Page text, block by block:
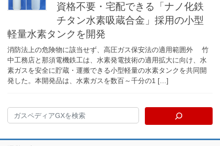
資格不要・宅配できる「ナノ化鉄
チタン水素吸蔵合金」採用の小型
軽量水素タンクを開発
消防法上の危険物に該当せず、高圧ガス保安法の適用範囲外 竹
中工務店と那須電機鉄工は、水素発電技術の適用拡大に向け、水
素ガスを安全に貯蔵・運搬できる小型軽量の水素タンクを共同開
発した。本開発品は、水素ガスを数百～千分の1 […]